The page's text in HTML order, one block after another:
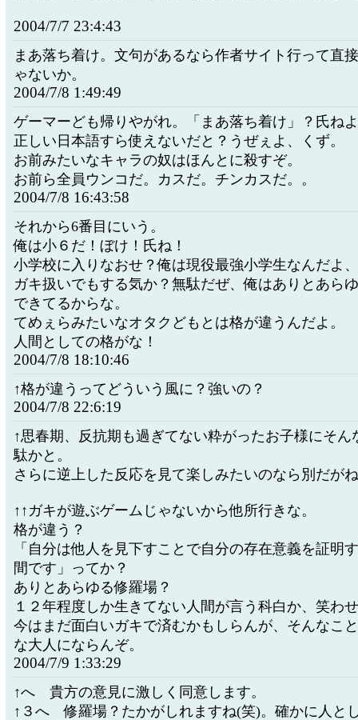
2004/7/7 23:4:43
まあ落ち着け。文句があるなら作者サイト行って直
ゃないか。
2004/7/8 1:49:49
ゲーマーども帰りやがれ。「まあ落ち着け」？氏ね
正しい日本語すら使えないだと？うぜぇよ、くず。
お前みたいなキャラの奴はほんとに殺すぞ。
お前ら全員ウンコだ。カスだ。チンカスだ。。
2004/7/8 16:43:58
それから6番目にいう。
俺は小６だ！ぼけ！氏ね！
小学校に入りなおせ？俺は現役最強小学生なんだよ
ガキ扱いでもする気か？無駄だぜ、俺はありとあら
できてるからな。
てめぇらみたいなオタクどもとは格が違うんだよ。
人間としての格がな！
2004/7/8 18:10:46
↑格が違うってどういう風に？強いの？
2004/7/8 22:6:19
↑思春期、反抗期も過ぎてない粋がったお子様にそん
駄かと。
さらに逆上した反応を見て楽しみたいのなら別だが
↑↑ガキが遊ぶゲームじゃないから他所行きな。
格が違う？
「自分は他人を見下すことで自分の存在意義を証明
間です」ってか？
ありとあらゆる修羅場？
１２年程度しか生きてない人間が言う科白か、笑わ
今はまだ面白いガキで済むかもしらんが、そんなこ
な大人にならんぞ。
2004/7/9 1:33:29
↑へ 貴方の意見に激しく同意します。
↑３へ 修羅場？たかがしれますね(笑)。確かに人と